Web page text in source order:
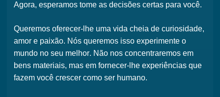
Agora, esperamos tome as decisões certas para você.
Queremos oferecer-lhe uma vida cheia de curiosidade,
amor e paixão. Nós queremos isso experimente o
mundo no seu melhor. Não nos concentraremos em
bens materiais, mas em fornecer-lhe experiências que
fazem você crescer como ser humano.